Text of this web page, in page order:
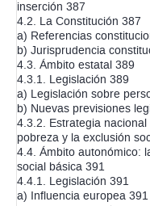
inserción 387
4.2. La Constitución 387
a) Referencias
b) Jurisprudencia
4.3. Ámbito estatal 389
4.3.1. Legislación 389
a) Legislación sobre
b) Nuevas previsiones
4.3.2. Estrategia
pobreza y la exclusión
4.4. Ámbito autonómico:
social básica 391
4.4.1. Legislación 391
a) Influencia europea 391